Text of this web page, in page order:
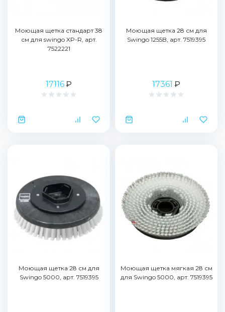
Моющая щетка стандарт 38
см для swingo XP-R, арт.
7522221
17116₽
Моющая щетка 28 см для
Swingo 1255B, арт. 7519395
17361 ₽
Моющая щетка 28 см для
Swingo 5000, арт. 7519395
Моющая щетка мягкая 28 см
для Swingo 5000, арт. 7519395